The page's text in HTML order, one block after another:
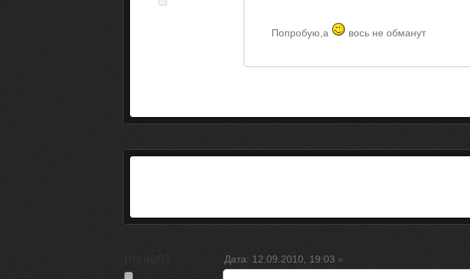
Попробую,а вось не обманут
Дата: 12.09.2010, 19:03 »